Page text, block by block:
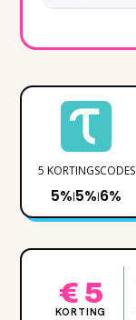
5 KORTINGSCODES
5%|5%|6%
€ 5
KORTING